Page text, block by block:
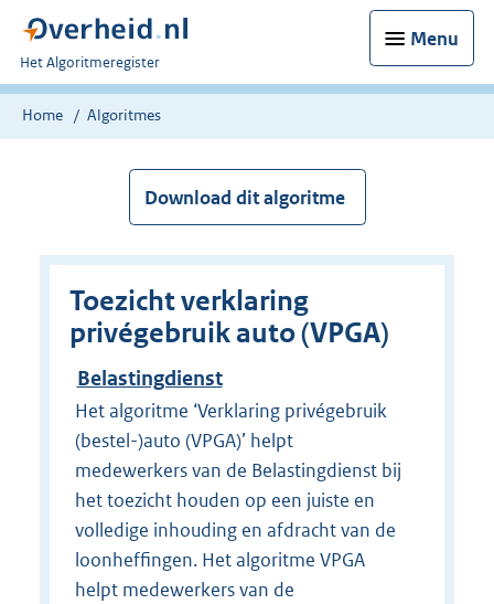
Menu
U
bent
nu
Het Algoritmeregister
Home Algoritmes
Download dit algoritme
Toezicht verklaring
privégebruik auto (VPGA)
Belastingdienst
Het algoritme ‘Verklaring privégebruik
(bestel-)auto (VPGA)’ helpt
medewerkers van de Belastingdienst bij
het toezicht houden op een juiste en
volledige inhouding en afdracht van de
loonheffingen. Het algoritme VPGA
helpt medewerkers van de